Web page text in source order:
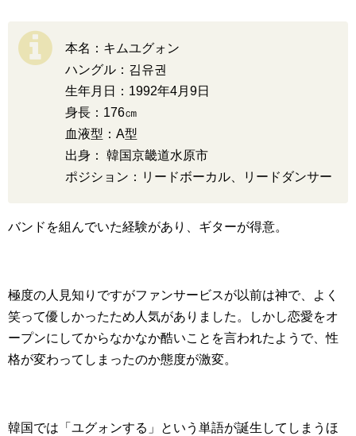
本名：キムユグォン
ハングル：김유권
生年月日：1992年4月9日
身長：176㎝
血液型：A型
出身： 韓国京畿道水原市
ポジション：リードボーカル、リードダンサー
バンドを組んでいた経験があり、ギターが得意。
極度の人見知りですがファンサービスが以前は神で、よく
笑って優しかったため人気がありました。しかし恋愛をオ
ープンにしてからなかなか酷いことを言われたようで、性
格が変わってしまったのか態度が激変。
韓国では「ユグォンする」という単語が誕生してしまうほ